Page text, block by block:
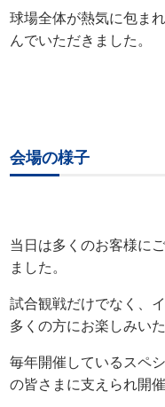
球場全体が熱気に包ま
んでいただきました。
会場の様子
当日は多くのお客様に
ました。
試合観戦だけでなく、
多くの方にお楽しみい
毎年開催しているスペ
の皆さまに支えられ開